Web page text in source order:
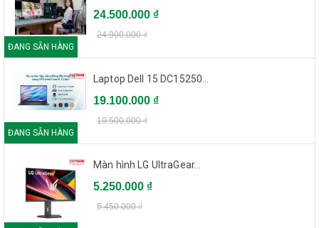
ĐANG SẴN HÀNG
24.500.000 ₫
24.900.000 ₫
ĐANG SẴN HÀNG
Laptop Dell 15 DC15250...
19.100.000 ₫
19.500.000 ₫
Màn hình LG UltraGear...
5.250.000 ₫
5.450.000 ₫